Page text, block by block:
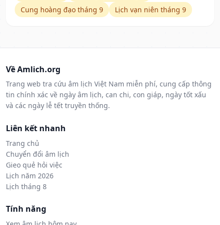
Cung hoàng đạo tháng 9
Lịch vạn niên tháng 9
Về Amlich.org
Trang web tra cứu âm lịch Việt Nam miễn phí, cung cấp thông
tin chính xác về ngày âm lịch, can chi, con giáp, ngày tốt xấu
và các ngày lễ tết truyền thống.
Liên kết nhanh
Trang chủ
Chuyển đổi âm lịch
Gieo quẻ hỏi việc
Lịch năm 2026
Lịch tháng 8
Tính năng